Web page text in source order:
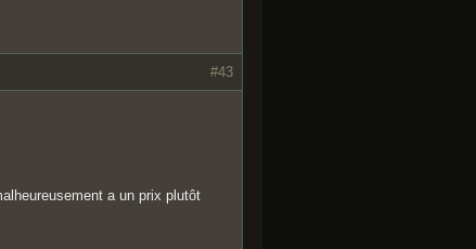
#43
a un prix plutôt